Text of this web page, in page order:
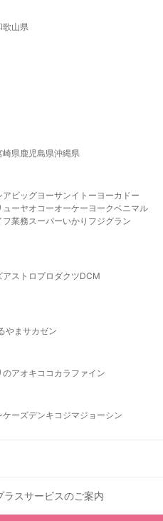
歌山県
崎県鹿児島県沖縄県
ア ビッグヨーサンイトーヨーカドー
ューヤオコーオーケー ヨークベニマル
フ業務スーパーいかり フジグラン
アストロプロダクツDCM
やま サカゼン
のアオキ ココカラファイン
ケーズデンキ コジマジョーシン
ラスサービスのご案内